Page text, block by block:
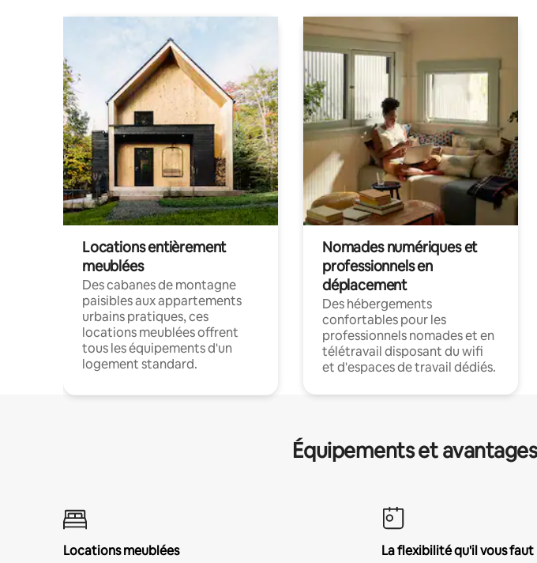
Locations entièrement
meublées
Des cabanes de montagne
paisibles aux appartements
urbains pratiques, ces
locations meublées offrent
tous les équipements d'un
logement standard.
Nomades numériques et
professionnels en
déplacement
Des hébergements
confortables pour les
professionnels nomades et en
télétravail disposant du wifi
et d'espaces de travail dédiés.
Équipements et
Locations meublées
La flexibilité qu'il vous faut